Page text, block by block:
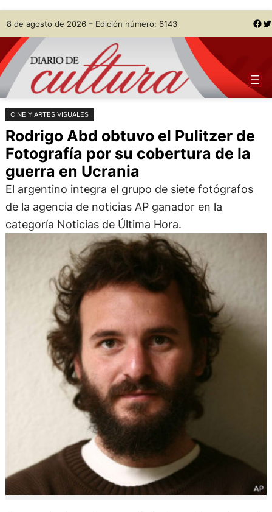
Saltar
al
contenido
Skip
to
content
8 de agosto de 2026 – Edición número: 6143 Facebook Twitter
CINE Y ARTES VISUALES
Rodrigo Abd obtuvo el Pulitzer de
Fotografía por su cobertura de la
guerra en Ucrania
El argentino integra el grupo de siete fotógrafos
de la agencia de noticias AP ganador en la
categoría Noticias de Última Hora.